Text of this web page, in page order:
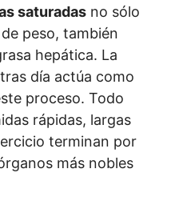
saturadas no sólo
peso, también
hepática. La
día actúa como
proceso. Todo
rápidas, largas
terminan por
más nobles